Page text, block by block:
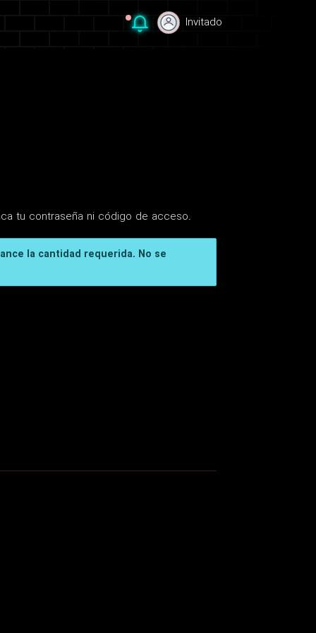
Invitado
tu contraseña ni código de acceso.
la cantidad requerida. No se